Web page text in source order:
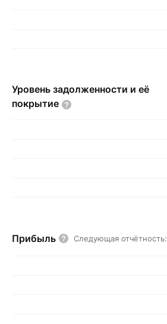
Уровень задолженности и её
покрытие
Прибыль Следующая отчётность: